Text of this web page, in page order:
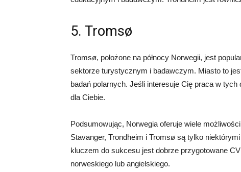
5. Tromsø
Tromsø, położone na północy Norwegii, jest
sektorze turystycznym i badawczym. Miasto to
badań polarnych. Jeśli interesuje Cię praca w
dla Ciebie.
Podsumowując, Norwegia oferuje wiele
Stavanger, Trondheim i Tromsø są tylko
kluczem do sukcesu jest dobrze przygotowane
norweskiego lub angielskiego.